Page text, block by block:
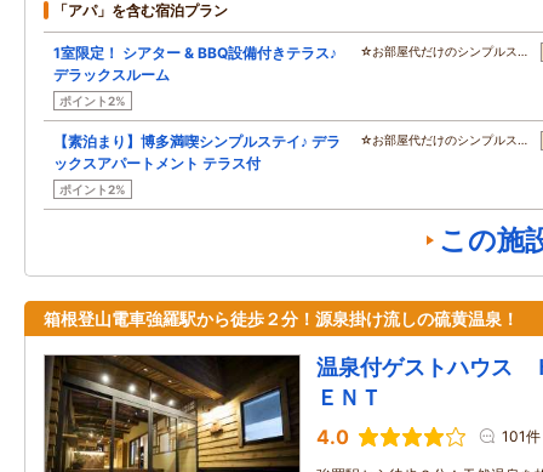
「アパ」を含む宿泊プラン
1室限定！ シアター & BBQ設備付きテラス♪
デラックスルーム
ポイント2%
☆お部屋代だけのシンプルス…
【素泊まり】博多満喫シンプルステイ♪ デラ
ックスアパートメント テラス付
ポイント2%
☆お部屋代だけのシンプルス…
この施
箱根登山電車強羅駅から徒歩２分！源泉掛け流しの硫黄温泉！
温泉付ゲストハウス
ＥＮＴ
4.0 101件